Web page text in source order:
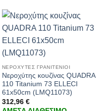
ΝΕΡΟΧΥΤΕΣ ΓΡΑΝΙΤΕΝΙΟΙ
Νεροχύτης κουζίνας QUADRA
110 Titanium 73 ELLECI
61x50cm (LMQ11073)
312,96 €